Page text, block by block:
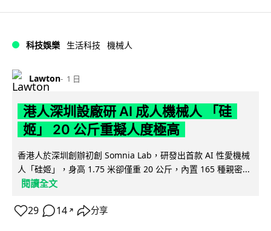
科技娛樂 生活科技 機械人
Lawton 1 日
港人深圳設廠研 AI 成人機械人 「硅
姬」 20 公斤重擬人度極高
香港人於深圳創辦初創 Somnia Lab，研發出首款 AI 性愛機械
人「硅姬」，身高 1.75 米卻僅重 20 公斤，內置 165 種親密...
閱讀全文
29 14 ↗ 分享